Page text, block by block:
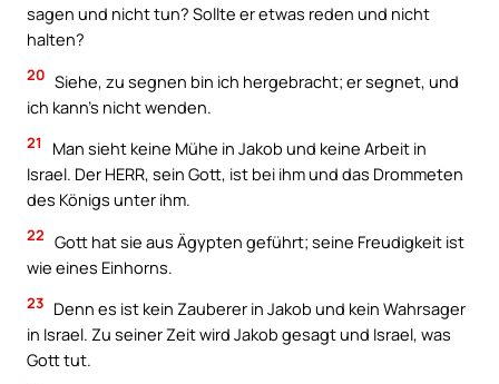
sagen und nicht tun? Sollte er etwas reden und nicht
halten?
20 Siehe, zu segnen bin ich hergebracht; er segnet, und
ich kann’s nicht wenden.
21
Man sieht keine Mühe in Jakob und keine Arbeit in
Israel. Der HERR, sein Gott, ist bei ihm und das Drommeten
des Königs unter ihm.
22 Gott hat sie aus Ägypten geführt; seine Freudigkeit ist
wie eines Einhorns.
23 Denn es ist kein Zauberer in Jakob und kein Wahrsager
in Israel. Zu seiner Zeit wird Jakob gesagt und Israel, was
Gott tut.